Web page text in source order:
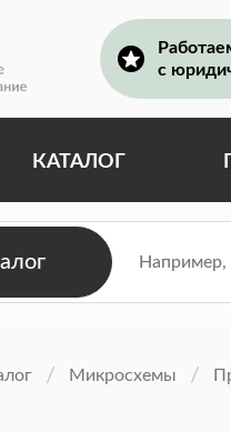
с
КАТАЛОГ
Микросхемы